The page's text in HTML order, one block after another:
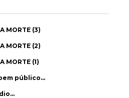
MORTE (3)
MORTE (2)
MORTE (1)
público…